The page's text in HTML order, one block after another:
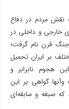
نقش مردم در دفاع
خارجی و داخلی در
جنگ قرن نام گرفت؛
بر ایران تحمیل
هجوم نابرابر و
گواهی بر این
صبغه و سابقه‌ای